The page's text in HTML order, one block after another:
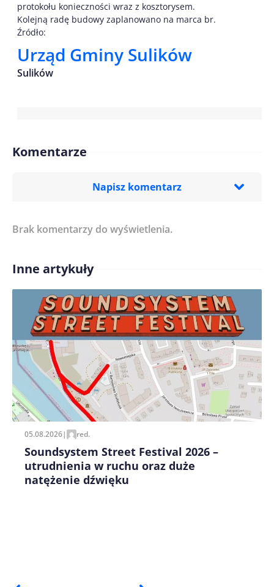
protokołu konieczności wraz z kosztorysem.
Kolejną radę budowy zaplanowano na marca br.
Źródło:
Urząd Gminy Sulików
Sulików
Komentarze
Napisz komentarz
Treść komentarza*
Imię/ Nick*
Zapamiętaj moje dane w tej przeglądarce podczas
pisania kolejnych komentarzy.
Brak komentarzy do wyświetlenia.
Inne artykuły
05.08.2026| red.
Soundsystem Street Festival 2026 –
utrudnienia w ruchu oraz duże
natężenie dźwięku